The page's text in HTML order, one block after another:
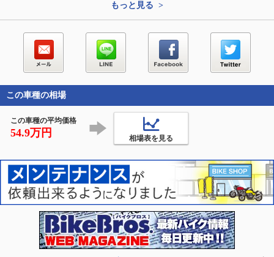
もっと見る >
この車種の相場
この車種の平均価格
54.9万円 相場表を見る